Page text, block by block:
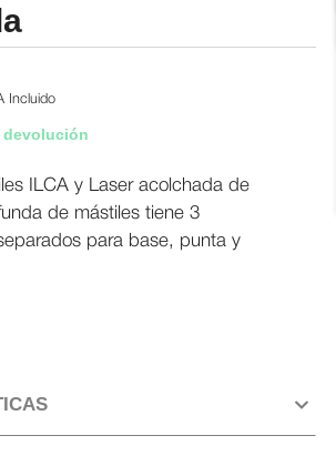
Incluido
devolución
ILCA y Laser acolchada de
de mástiles tiene 3
para base, punta y